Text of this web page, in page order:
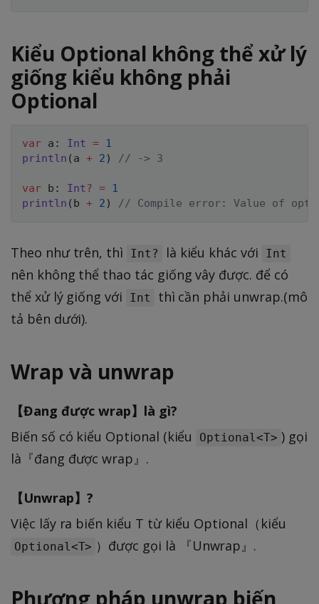
Kiểu Optional không thể xử lý
giống kiểu không phải
Optional
var a : Int =
1
println ( a + 2 ) // -> 3
var b : Int? =
1
println ( b + 2 ) // Compile error: Value of
Theo như trên, thì Int? là kiểu khác với Int
nên không thể thao tác giống vây được. để có
thể xử lý giống với
Int
thì cần phải unwrap.(mô
tả bên dưới).
Wrap và unwrap
【Đang được wrap】là gì?
Biến số có kiểu Optional (kiểu Optional<T> ) gọi
là『đang được wrap』.
【Unwrap】?
Việc lấy ra biến kiểu T từ kiểu Optional（kiểu
Optional<T> ）được gọi là 『Unwrap』.
Phương pháp unwrap biến